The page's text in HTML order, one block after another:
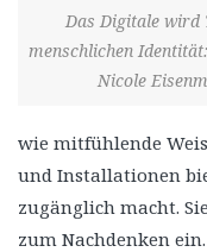
Das Digitale wird
menschlichen
Nicole
wie mitfühlende
und Installationen
zugänglich macht.
zum Nachdenken